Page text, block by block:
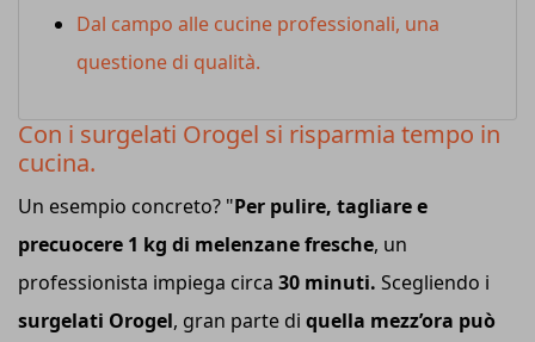
Dal campo alle cucine professionali, una
questione di qualità.
Con i surgelati Orogel si risparmia tempo in
cucina.
Un esempio concreto? "Per pulire, tagliare e
precuocere 1 kg di melenzane fresche, un
professionista impiega circa 30 minuti. Scegliendo i
surgelati Orogel, gran parte di quella mezz’ora può